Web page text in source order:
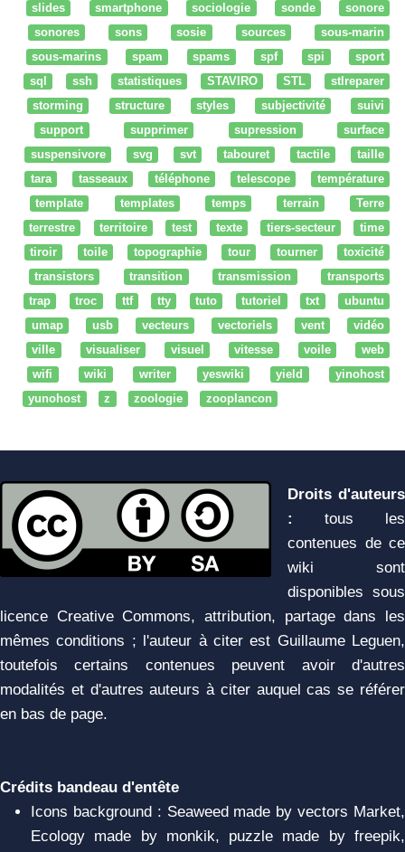
slides
smartphone sociologie sonde
sonore
sonores
sons sosie sources
sous-marin
sous-marins
spam spams spf spi
sport
sql
ssh statistiques STAVIRO STL
stlreparer
storming
structure styles subjectivité
suivi
support
supprimer supression
surface
suspensivore
svg svt tabouret tactile
taille
tara
tasseaux téléphone telescope
température
template
templates temps terrain
Terre
terrestre
territoire test texte tiers-secteur
time
tiroir
toile topographie tour tourner
toxicité
transistors
transition transmission
transports
trap
troc ttf tty tuto tutoriel txt
ubuntu
umap
usb vecteurs vectoriels vent
vidéo
ville
visualiser visuel vitesse voile
web
wifi
wiki writer yeswiki yield
yinohost
yunohost
z zoologie zooplancon
Droits d'auteurs
:
tous les
contenues de ce
wiki sont
disponibles sous
licence Creative Commons, attribution, partage dans les
mêmes conditions ; l'auteur à citer est Guillaume Leguen,
toutefois certains contenues peuvent avoir d'autres
modalités et d'autres auteurs à citer auquel cas se référer
en bas de page.
Crédits bandeau d'entête
Icons background : Seaweed made by vectors Market,
Ecology made by monkik, puzzle made by freepik,